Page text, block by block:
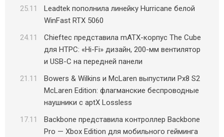
25.11
Leadtek пополнила линейку Hurricane белой
WinFast RTX 5060
24.11
Chieftec представила mATX-корпус The Cube
для HTPC: «Hi-Fi» дизайн, 200-мм вентилятор
и USB-C на передней панели
21.11
Bowers & Wilkins и McLaren выпустили Px8 S2
McLaren Edition: флагманские беспроводные
наушники с aptX Lossless
17.11
Backbone представила контроллер Backbone
Pro — Xbox Edition для мобильного гейминга